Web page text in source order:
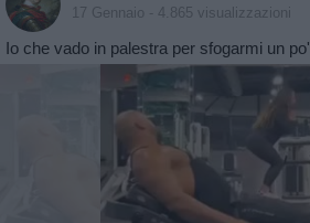
17 Gennaio - 4.865 visualizzazioni
Io che vado in palestra per sfogarmi un po'